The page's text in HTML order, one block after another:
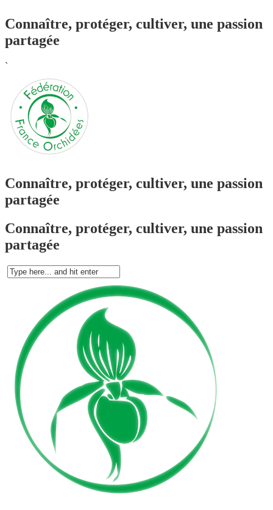
Connaître, protéger, cultiver, une passion
partagée
`
Connaître, protéger, cultiver, une passion
partagée
Connaître, protéger, cultiver, une passion
partagée